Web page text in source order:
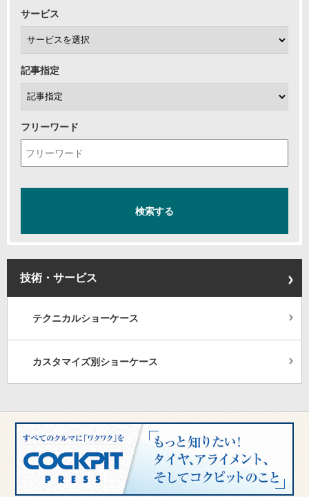
サービス
記事指定
フリーワード
技術・サービス
テクニカルショーケース
カスタマイズ別ショーケース